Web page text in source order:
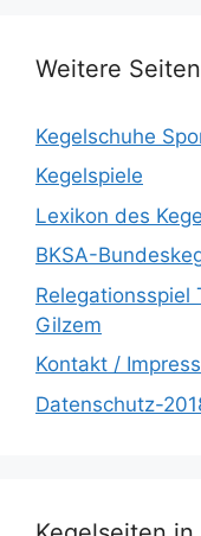
Weitere Seiten
Kegelschuhe
Kegelspiele
Lexikon des
BKSA-
Relegationsspiel
Gilzem
Kontakt /
Datenschutz-